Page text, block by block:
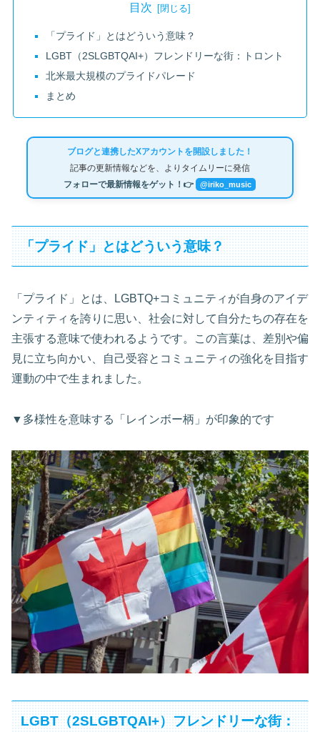
目次
「プライド」とはどういう意味？
LGBT（2SLGBTQAI+）フレンドリーな街：トロント
北米最大規模のプライドパレード
まとめ
ブログと連携したXアカウントを開設しました！
記事の更新情報などを、よりタイムリーに発信
フォローで最新情報をゲット！👉 @iriko_music
「プライド」とはどういう意味？
「プライド」とは、LGBTQ+コミュニティが自身のアイデ
ンティティを誇りに思い、社会に対して自分たちの存在を
主張する意味で使われるようです。この言葉は、差別や偏
見に立ち向かい、自己受容とコミュニティの強化を目指す
運動の中で生まれました。
▼多様性を意味する「レインボー柄」が印象的です
LGBT（2SLGBTQAI+）フレンドリーな街：